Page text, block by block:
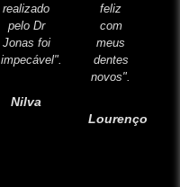
realizado
pelo Dr
Jonas foi
impecável".
Nilva
feliz
com
meus
dentes
novos".
Lourenço